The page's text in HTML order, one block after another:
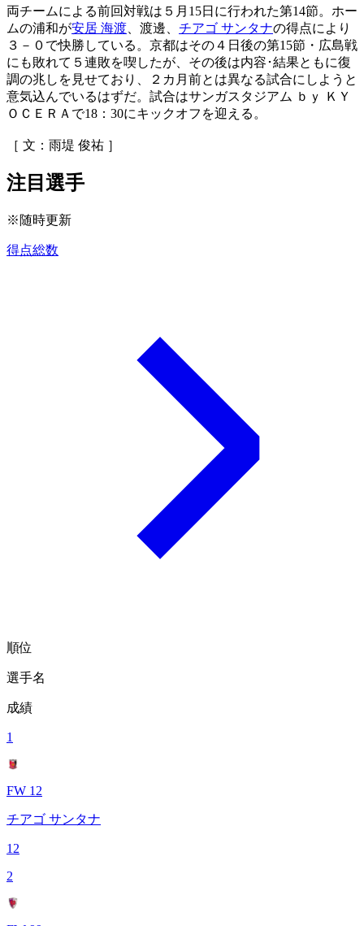
両チームによる前回対戦は５月15日に行われた第14節。ホー
ムの浦和が安居 海渡 、渡邊、 チアゴ サンタナの得点により
３－０で快勝している。京都はその４日後の第15節・広島戦
にも敗れて５連敗を喫したが、その後は内容･結果ともに復
調の兆しを見せており、２カ月前とは異なる試合にしようと
意気込んでいるはずだ。試合はサンガスタジアム ｂｙ ＫＹ
ＯＣＥＲＡで18：30にキックオフを迎える。
［ 文：雨堤 俊祐 ］
注目選手
※随時更新
得点総数
順位
選手名
成績
1
FW 12
チアゴ サンタナ
12
2